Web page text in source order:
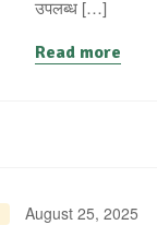
उपलब्ध […]
Read more
August 25, 2025